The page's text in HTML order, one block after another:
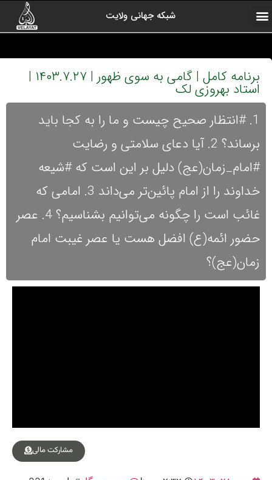
شبکه جهانی ولایت
برنامه کامل | گامی به سوی ظهور | ۱۴۰۳.۷.۲۷ |
استاد بهروزی لک
1. #انتظار صحیح چیست و ما را به کجا باید
برساند؟ 2. آیا دعای سلامتی و رضایت
#امام_زمان(عج) دلیل بر این است که #شیعه
خداوند را از امام پائین‌تر می‌داند 3. امامی که
غائب است را چگونه می‌توانیم بشناسیم؟ 4. عصر
حضور ائمه(ع) افضل هست یا عصر غیبت امام
زمان(عج)؟
مشارکت مالی